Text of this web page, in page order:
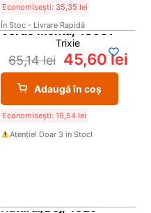
Economisești: 35,35 lei
În Stoc - Livrare Rapidă
Trixie
65,14lei 45,60lei
Adaugă în coș
Economisești: 19,54 lei
Atenție! Doar 3 in Stoc!